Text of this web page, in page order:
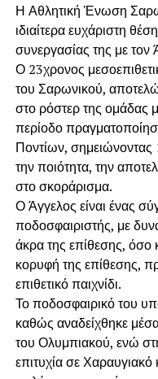
Η Αθλητική Ένωση
ιδιαίτερα ευχάριστη
συνεργασίας της με τον
Ο 23χρονος
του Σαρωνικού,
στο ρόστερ της ομάδας
περίοδο
Ποντίων, σημειώνοντας
την ποιότητα, την
στο σκοράρισμα.
Ο Άγγελος είναι ένας
ποδοσφαιριστής, με
άκρα της επίθεσης, όσο
κορυφή της επίθεσης,
επιθετικό παιχνίδι.
Το ποδοσφαιρικό του
καθώς αναδείχθηκε
του Ολυμπιακού, ενώ
επιτυχία σε